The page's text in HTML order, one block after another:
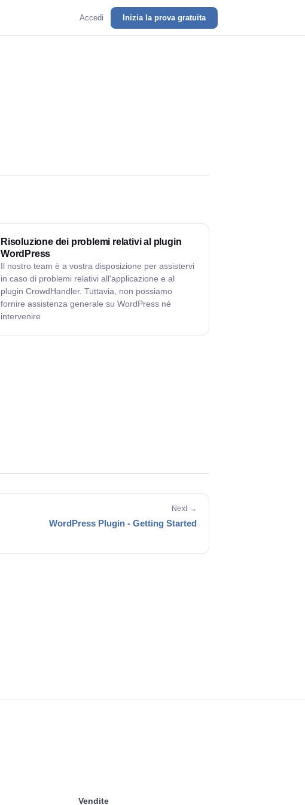
Accedi Inizia la prova gratuita
Risoluzione dei problemi relativi al plugin
WordPress
Il nostro team è a vostra disposizione per assistervi
in caso di problemi relativi all'applicazione e al
plugin CrowdHandler. Tuttavia, non possiamo
fornire assistenza generale su WordPress né
intervenire
Next →
WordPress Plugin - Getting Started
Vendite